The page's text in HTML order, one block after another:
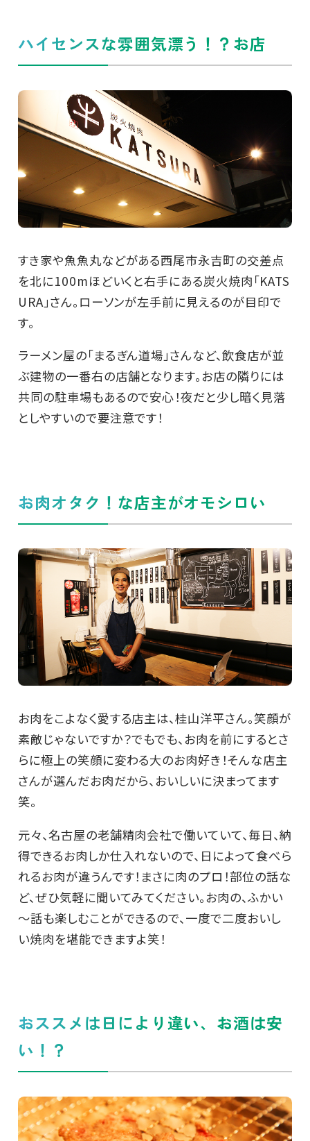
ハイセンスな雰囲気漂う！？お店
すき家や魚魚丸などがある西尾市永吉町の交差点
を北に100mほどいくと右手にある炭火焼肉「KATS
URA」さん。ローソンが左手前に見えるのが目印で
す。
ラーメン屋の「まるぎん道場」さんなど、飲食店が並
ぶ建物の一番右の店舗となります。お店の隣りには
共同の駐車場もあるので安心！夜だと少し暗く見落
としやすいので要注意です！
お肉オタク！な店主がオモシロい
お肉をこよなく愛する店主は、桂山洋平さん。笑顔が
素敵じゃないですか？でもでも、お肉を前にするとさ
らに極上の笑顔に変わる大のお肉好き！そんな店主
さんが選んだお肉だから、おいしいに決まってます
笑。
元々、名古屋の老舗精肉会社で働いていて、毎日、納
得できるお肉しか仕入れないので、日によって食べら
れるお肉が違うんです！まさに肉のプロ！部位の話な
ど、ぜひ気軽に聞いてみてください。お肉の、ふかい
～話も楽しむことができるので、一度で二度おいし
い焼肉を堪能できますよ笑！
おススメは日により違い、お酒は安
い！？